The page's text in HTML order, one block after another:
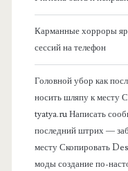
Карманные хорроры
сессий на телефон
Головной убор как
носить шляпу к месту
tyatya.ru Написать
последний штрих —
месту Скопировать
моды создание по-